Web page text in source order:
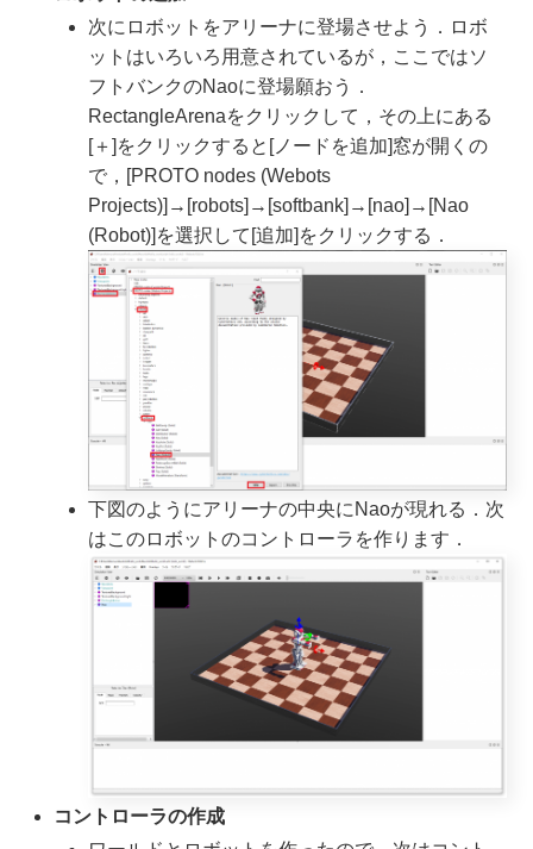
次にロボットをアリーナに登場させよう．ロボ
ットはいろいろ用意されているが，ここではソ
フトバンクのNaoに登場願おう．
RectangleArenaをクリックして，その上にある
[＋]をクリックすると[ノードを追加]窓が開くの
で，[PROTO nodes (Webots
Projects)]→[robots]→[softbank]→[nao]→[Nao
(Robot)]を選択して[追加]をクリックする．
下図のようにアリーナの中央にNaoが現れる．次
はこのロボットのコントローラを作ります．
コントローラの作成